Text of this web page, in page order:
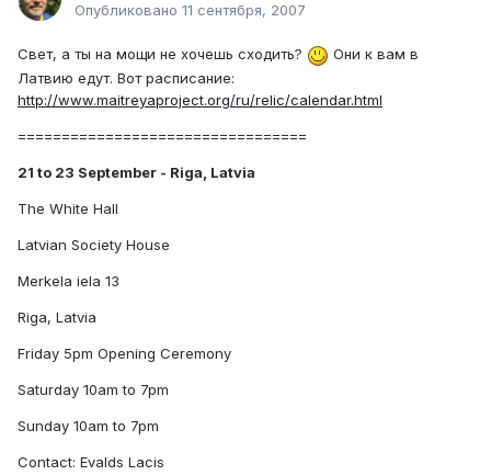
Опубликовано 11 сентября, 2007
Свет, а ты на мощи не хочешь сходить?
Они к вам в
Латвию едут. Вот расписание:
http://www.maitreyaproject.org/ru/relic/calendar.html
=================================
21 to 23 September - Riga, Latvia
The White Hall
Latvian Society House
Merkela iela 13
Riga, Latvia
Friday 5pm Opening Ceremony
Saturday 10am to 7pm
Sunday 10am to 7pm
Contact: Evalds Lacis